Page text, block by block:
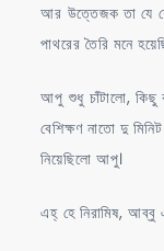
আর উত্তেজক তা যে
পাথরের তৈরি মনে
আপু শুধু চাঁটালো, কিছু
বেশিক্ষণ নাতো দু
নিয়েছিলো আপু।
এহ্ হে নিরামিষ,